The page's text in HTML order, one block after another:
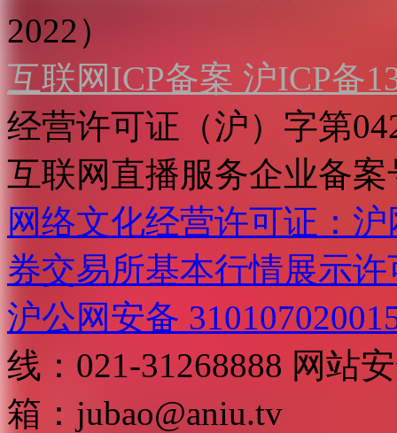
2022）
互联网ICP备案 沪ICP备
经营许可证（沪）字第
互联网直播服务企业备案
网络文化经营许可证：
券交易所基本行情展示许
沪公网安备
线：021-31268888 网站
箱： jubao@aniu.tv